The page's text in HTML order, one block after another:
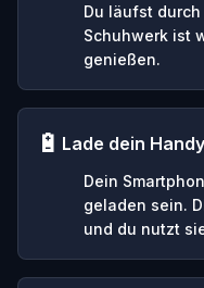
Du läufst
Schuhwerk ist
genießen.
🔋 Lade dein
Dein
geladen sein.
und du nutzt